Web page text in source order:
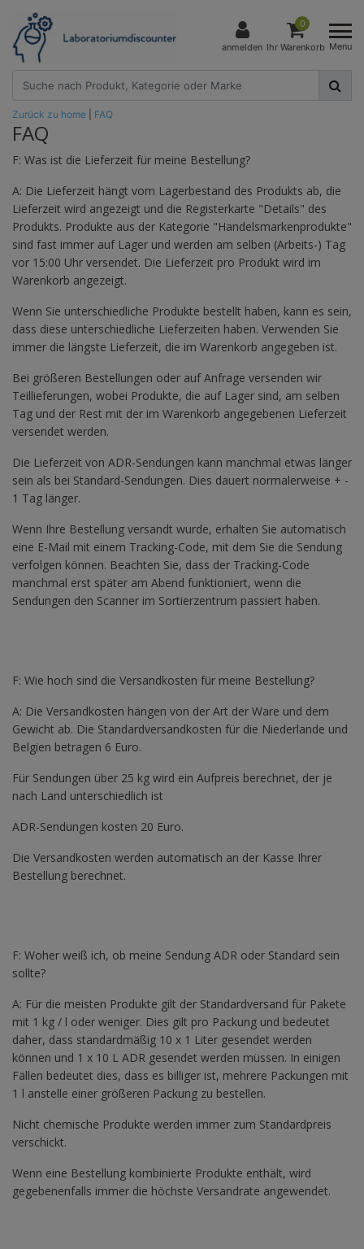
anmelden
0
Ihr Warenkorb Menu
Zurück zu home FAQ
FAQ
F: Was ist die Lieferzeit für meine Bestellung?
A: Die Lieferzeit hängt vom Lagerbestand des Produkts ab, die
Lieferzeit wird angezeigt und die Registerkarte "Details" des
Produkts. Produkte aus der Kategorie "Handelsmarkenprodukte"
sind fast immer auf Lager und werden am selben (Arbeits-) Tag
vor 15:00 Uhr versendet. Die Lieferzeit pro Produkt wird im
Warenkorb angezeigt.
Wenn Sie unterschiedliche Produkte bestellt haben, kann es sein,
dass diese unterschiedliche Lieferzeiten haben. Verwenden Sie
immer die längste Lieferzeit, die im Warenkorb angegeben ist.
Bei größeren Bestellungen oder auf Anfrage versenden wir
Teillieferungen, wobei Produkte, die auf Lager sind, am selben
Tag und der Rest mit der im Warenkorb angegebenen Lieferzeit
versendet werden.
Die Lieferzeit von ADR-Sendungen kann manchmal etwas länger
sein als bei Standard-Sendungen. Dies dauert normalerweise + -
1 Tag länger.
Wenn Ihre Bestellung versandt wurde, erhalten Sie automatisch
eine E-Mail mit einem Tracking-Code, mit dem Sie die Sendung
verfolgen können. Beachten Sie, dass der Tracking-Code
manchmal erst später am Abend funktioniert, wenn die
Sendungen den Scanner im Sortierzentrum passiert haben.
F: Wie hoch sind die Versandkosten für meine Bestellung?
A: Die Versandkosten hängen von der Art der Ware und dem
Gewicht ab. Die Standardversandkosten für die Niederlande und
Belgien betragen 6 Euro.
Für Sendungen über 25 kg wird ein Aufpreis berechnet, der je
nach Land unterschiedlich ist
ADR-Sendungen kosten 20 Euro.
Die Versandkosten werden automatisch an der Kasse Ihrer
Bestellung berechnet.
F: Woher weiß ich, ob meine Sendung ADR oder Standard sein
sollte?
A: Für die meisten Produkte gilt der Standardversand für Pakete
mit 1 kg / l oder weniger. Dies gilt pro Packung und bedeutet
daher, dass standardmäßig 10 x 1 Liter gesendet werden
können und 1 x 10 L ADR gesendet werden müssen. In einigen
Fällen bedeutet dies, dass es billiger ist, mehrere Packungen mit
1 l anstelle einer größeren Packung zu bestellen.
Nicht chemische Produkte werden immer zum Standardpreis
verschickt.
Wenn eine Bestellung kombinierte Produkte enthält, wird
gegebenenfalls immer die höchste Versandrate angewendet.